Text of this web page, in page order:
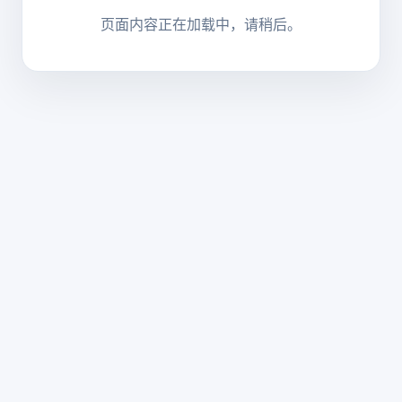
页面内容正在加载中，请稍后。